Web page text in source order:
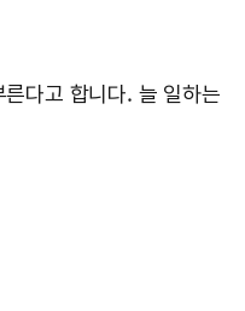
른다고 합니다. 늘 일하는